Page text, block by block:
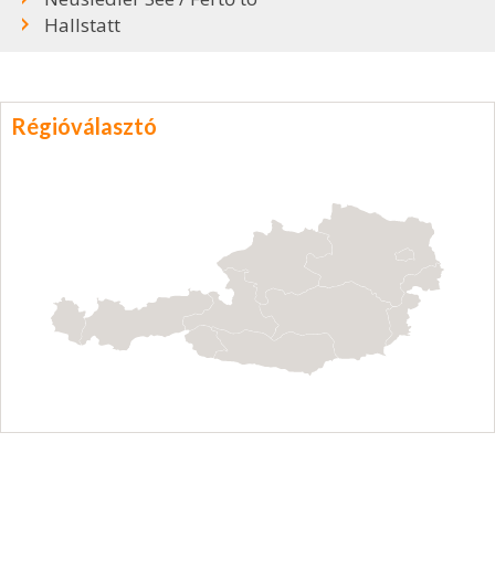
Hallstatt
Régióválasztó